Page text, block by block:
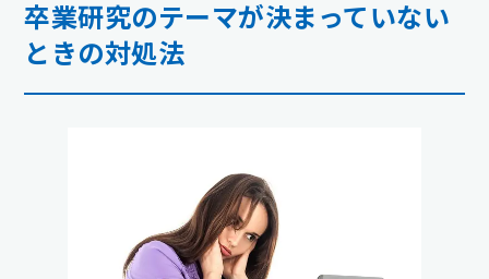
卒業研究のテーマが決まっていない
ときの対処法